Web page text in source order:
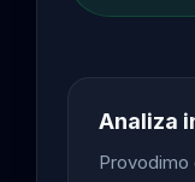
Analiza
Provodimo